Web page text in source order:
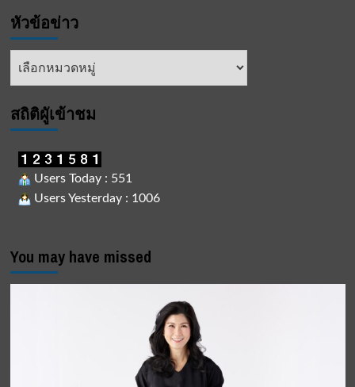
หัวข้อข่าว
หัวข้อ
สถิติผูัเข้าชม
Users Today : 551
Users Yesterday : 1006
You may have missed